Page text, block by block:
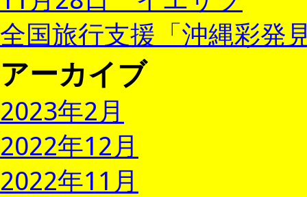
全国旅行支援「沖縄彩発
アーカイブ
2023年2月
2022年12月
2022年11月